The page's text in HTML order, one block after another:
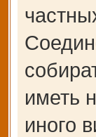
иметь
иного